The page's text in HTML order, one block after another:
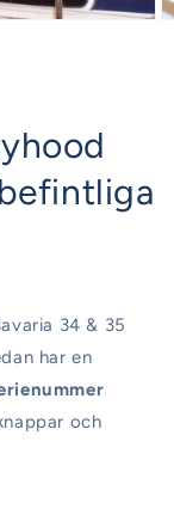
34 & 35
har en
och